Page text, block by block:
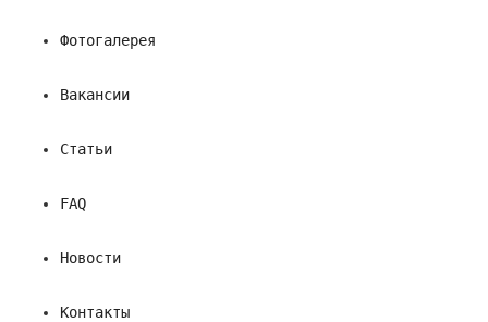
Фотогалерея
Вакансии
Статьи
FAQ
Новости
Контакты